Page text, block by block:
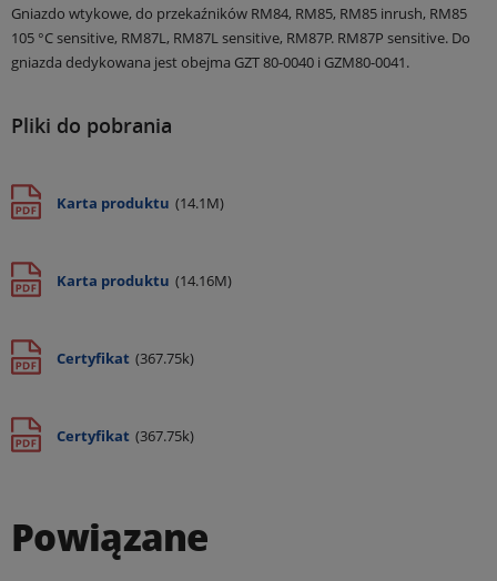
Gniazdo wtykowe, do przekaźników RM84, RM85, RM85 inrush, RM85
105 °C sensitive, RM87L, RM87L sensitive, RM87P. RM87P sensitive. Do
gniazda dedykowana jest obejma GZT 80-0040 i GZM80-0041.
Pliki do pobrania
Karta produktu (14.1M)
Karta produktu (14.16M)
Certyfikat (367.75k)
Certyfikat (367.75k)
Powiązane